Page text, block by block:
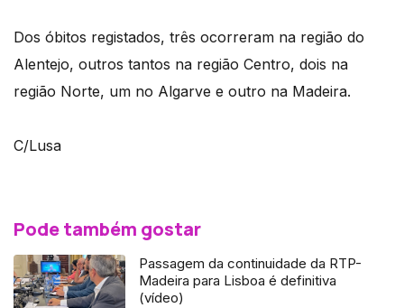
Dos óbitos registados, três ocorreram na região do
Alentejo, outros tantos na região Centro, dois na
região Norte, um no Algarve e outro na Madeira.
C/Lusa
Pode também gostar
Passagem da continuidade da RTP-
Madeira para Lisboa é definitiva
(vídeo)